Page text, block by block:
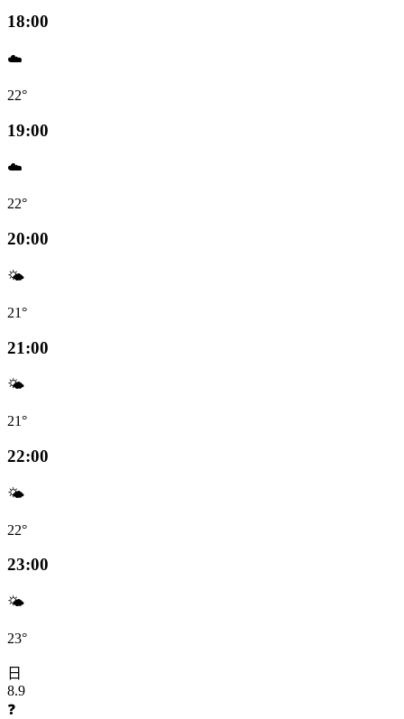
18:00
☁️
22°
19:00
☁️
22°
20:00
🌤️
21°
21:00
🌤️
21°
22:00
🌤️
22°
23:00
🌤️
23°
日
8.9
❓